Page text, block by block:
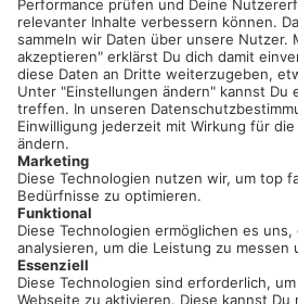
Optimiere Dein
einfach und
Kostenlos registrieren &